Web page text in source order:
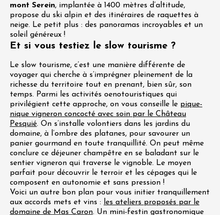
mont Serein, implantée à 1400 mètres d’altitude,
propose du ski alpin et des itinéraires de raquettes à
neige. Le petit plus : des panoramas incroyables et un
soleil généreux !
Et si vous testiez le slow tourisme ?
Le slow tourisme, c’est une manière différente de
voyager qui cherche à s’imprégner pleinement de la
richesse du territoire tout en prenant, bien sûr, son
temps. Parmi les activités oenotouristiques qui
privilégient cette approche, on vous conseille le pique-
nique vigneron concocté avec soin par le Château
Pesquié. On s’installe volontiers dans les jardins du
domaine, à l’ombre des platanes, pour savourer un
panier gourmand en toute tranquillité. On peut même
conclure ce déjeuner champêtre en se baladant sur le
sentier vigneron qui traverse le vignoble. Le moyen
parfait pour découvrir le terroir et les cépages qui le
composent en autonomie et sans pression !
Voici un autre bon plan pour vous initier tranquillement
aux accords mets et vins :
les ateliers proposés par le
domaine de Mas Caron. Un mini-festin gastronomique